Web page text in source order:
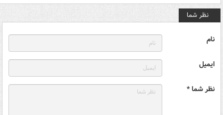
نظر شما
نام
ایمیل
نظر شما *